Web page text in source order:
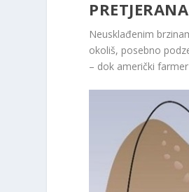
Neusklađenim
okoliš, posebno
– dok američki